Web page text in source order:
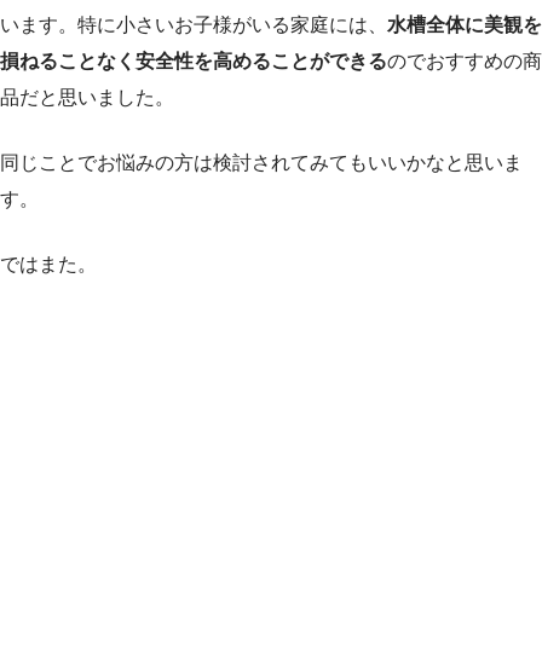
います。特に小さいお子様がいる家庭には、 水槽全体に美観を
損ねることなく安全性を高めることができるのでおすすめの商
品だと思いました。
同じことでお悩みの方は検討されてみてもいいかなと思いま
す。
ではまた。